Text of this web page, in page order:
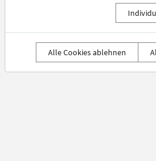
IMPRESSUM DATENSCHUTZ
Alle Cookies ablehnen